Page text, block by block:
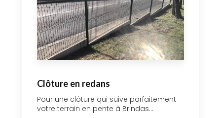
Clôture en redans
Pour une clôture qui suive parfaitement
votre terrain en pente à Brindas...